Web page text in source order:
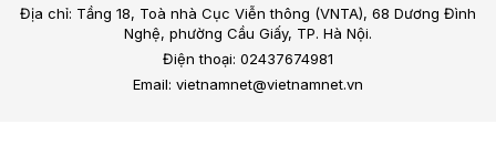
Địa chỉ: Tầng 18, Toà nhà Cục Viễn thông (VNTA), 68 Dương Đình
Nghệ, phường Cầu Giấy, TP. Hà Nội.
Điện thoại: 02437674981
Email: vietnamnet@vietnamnet.vn